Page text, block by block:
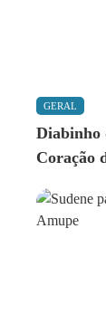
GERAL
Diabinho
Coração